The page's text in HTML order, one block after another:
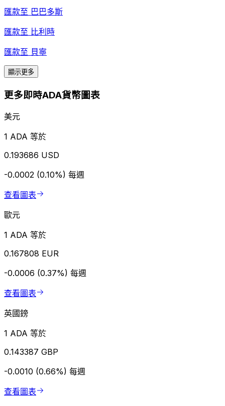
匯款至 巴巴多斯
匯款至 比利時
匯款至 貝寧
顯示更多
更多即時ADA貨幣圖表
美元
1 ADA 等於
0.193686 USD
-0.0002 (0.10%) 每週
查看圖表
歐元
1 ADA 等於
0.167808 EUR
-0.0006 (0.37%) 每週
查看圖表
英國鎊
1 ADA 等於
0.143387 GBP
-0.0010 (0.66%) 每週
查看圖表